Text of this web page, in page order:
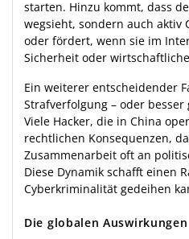
starten. Hinzu kommt, dass
wegsieht, sondern auch aktiv
oder fördert, wenn sie im
Sicherheit oder
Ein weiterer entscheidender
Strafverfolgung – oder besser
Viele Hacker, die in China
rechtlichen Konsequenzen,
Zusammenarbeit oft an
Diese Dynamik schafft einen
Cyberkriminalität gedeihen
Die globalen Auswirkungen